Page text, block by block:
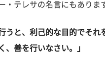
・テレサの名言にもありま
うと、利己的な目的でそれ
、善を行いなさい。」